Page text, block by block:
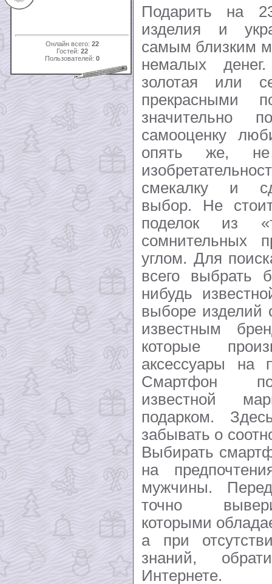
Онлайн всего: 22
Гостей: 22
Пользователей: 0
Подарить на
изделия и
самым близким
немалых
золотая или
прекрасными
значительно
самооценку
опять же, не
смекалку и
выбор. Не
поделок из
сомнительных
углом. Для
всего выбрать
нибудь
выборе изделий
известным
которые
аксессуары на
Смартфон
известной
подарком.
забывать о
Выбирать
на
мужчины.
точно
которыми
а при
знаний,
Интернете.